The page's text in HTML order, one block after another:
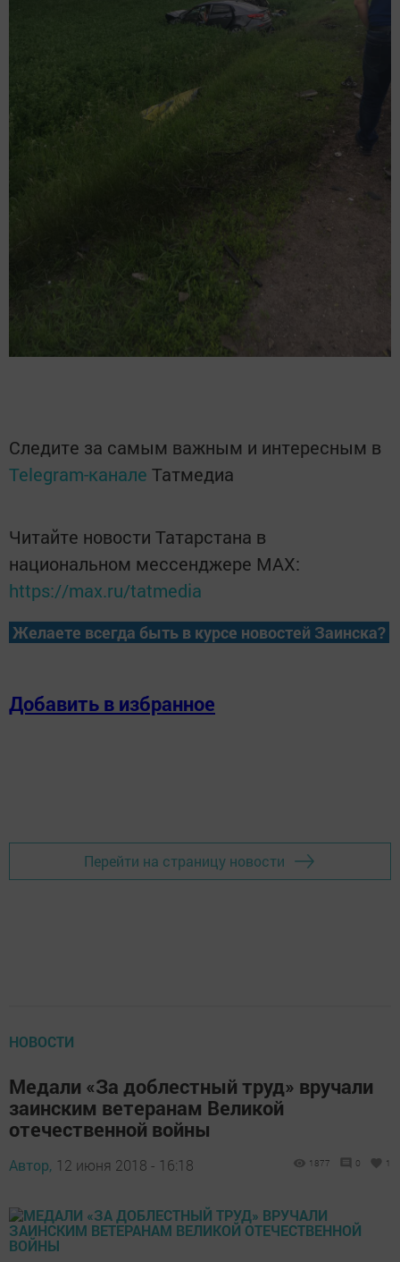
Следите за самым важным и интересным в
Telegram-канале Татмедиа
Читайте новости Татарстана в
национальном мессенджере MАХ:
https://max.ru/tatmedia
Желаете всегда быть в курсе новостей Заинска?
Добавить в избранное
Перейти на страницу новости
НОВОСТИ
Медали «За доблестный труд» вручали
заинским ветеранам Великой
отечественной войны
Автор, 12 июня 2018 - 16:18 1877 0 1